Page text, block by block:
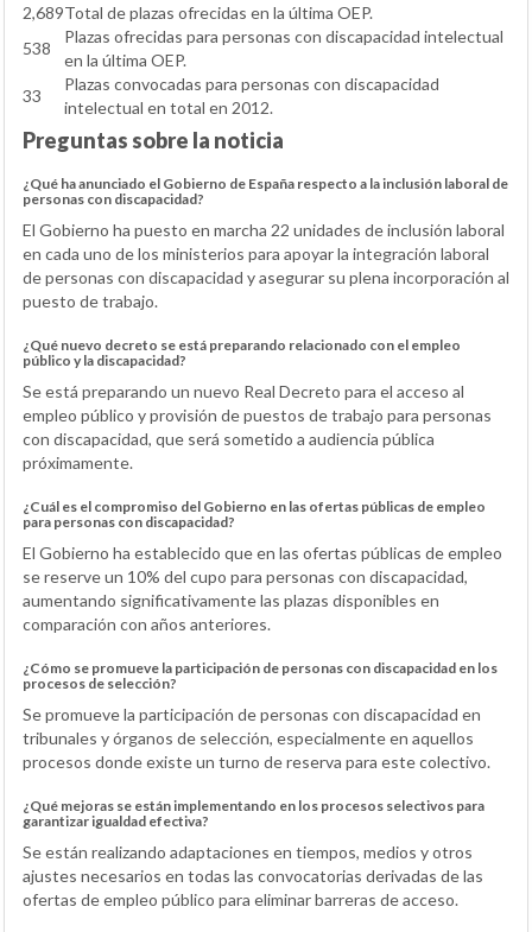
2,689Total de plazas ofrecidas en la última OEP.
538
Plazas ofrecidas para personas con discapacidad intelectual
en la última OEP.
33
Plazas convocadas para personas con discapacidad
intelectual en total en 2012.
Preguntas sobre la noticia
¿Qué ha anunciado el Gobierno de España respecto a la inclusión laboral de
personas con discapacidad?
El Gobierno ha puesto en marcha 22 unidades de inclusión laboral
en cada uno de los ministerios para apoyar la integración laboral
de personas con discapacidad y asegurar su plena incorporación al
puesto de trabajo.
¿Qué nuevo decreto se está preparando relacionado con el empleo
público y la discapacidad?
Se está preparando un nuevo Real Decreto para el acceso al
empleo público y provisión de puestos de trabajo para personas
con discapacidad, que será sometido a audiencia pública
próximamente.
¿Cuál es el compromiso del Gobierno en las ofertas públicas de empleo
para personas con discapacidad?
El Gobierno ha establecido que en las ofertas públicas de empleo
se reserve un 10% del cupo para personas con discapacidad,
aumentando significativamente las plazas disponibles en
comparación con años anteriores.
¿Cómo se promueve la participación de personas con discapacidad en los
procesos de selección?
Se promueve la participación de personas con discapacidad en
tribunales y órganos de selección, especialmente en aquellos
procesos donde existe un turno de reserva para este colectivo.
¿Qué mejoras se están implementando en los procesos selectivos para
garantizar igualdad efectiva?
Se están realizando adaptaciones en tiempos, medios y otros
ajustes necesarios en todas las convocatorias derivadas de las
ofertas de empleo público para eliminar barreras de acceso.